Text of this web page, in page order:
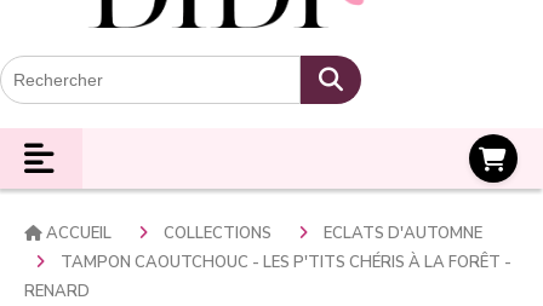
ACCUEIL COLLECTIONS
ECLATS D'AUTOMNE
TAMPON CAOUTCHOUC - LES P'TITS CHÉRIS À LA FORÊT -
RENARD